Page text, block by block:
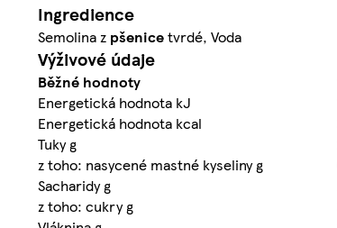
Ingredience
Semolina z pšenicetvrdé, Voda
Výživové údaje
Běžné hodnoty
Energetická hodnota kJ
Energetická hodnota kcal
Tuky g
z toho: nasycené mastné kyseliny g
Sacharidy g
z toho: cukry g